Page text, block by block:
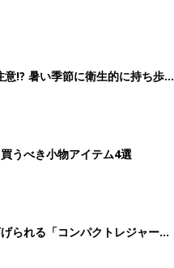
!? 暑い季節に衛生的に持ち歩
うべき小物アイテム4選
られる「コンパクトレジャーシ